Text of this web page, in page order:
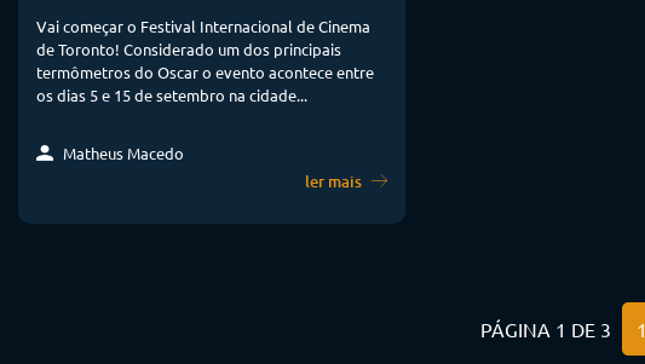
Vai começar o Festival Internacional de Cinema
de Toronto! Considerado um dos principais
termômetros do Oscar o evento acontece entre
os dias 5 e 15 de setembro na cidade...
Matheus Macedo
ler mais
PÁGINA 1 DE 3 1